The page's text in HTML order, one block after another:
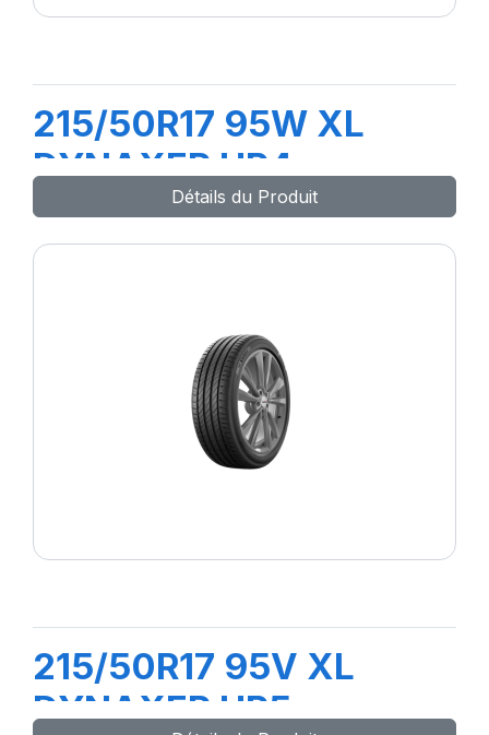
215/50R17 95W XL
DYNAXER HP4
Détails du Produit
215/50R17 95V XL
DYNAXER HP5